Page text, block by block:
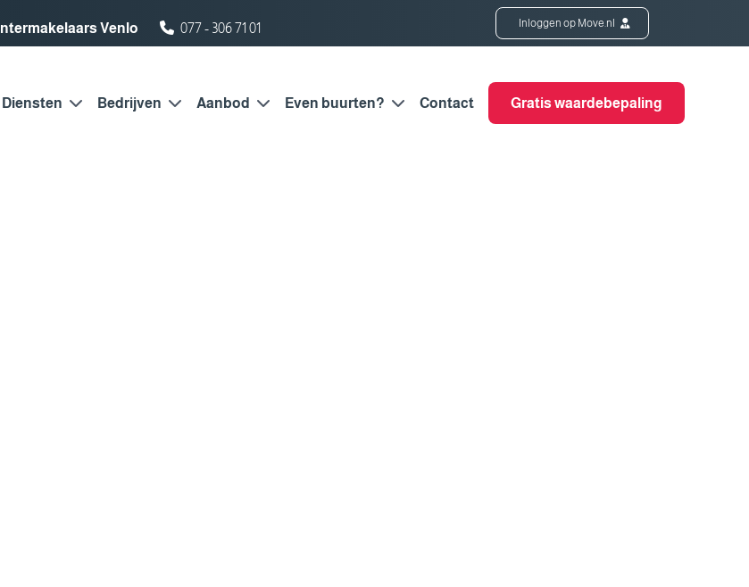
Intermakelaars Venlo 077 - 306 71 01 Inloggen op Move.nl
Diensten Bedrijven Aanbod Even buurten? Contact Gratis waardebepaling